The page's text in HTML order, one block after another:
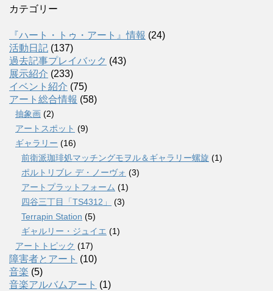
カテゴリー
『ハート・トゥ・アート』情報 (24)
活動日記 (137)
過去記事プレイバック (43)
展示紹介 (233)
イベント紹介 (75)
アート総合情報 (58)
抽象画 (2)
アートスポット (9)
ギャラリー (16)
前衛派珈琲処マッチングモヲル＆ギャラリー螺旋 (1)
ポルトリブレ デ・ノーヴォ (3)
アートプラットフォーム (1)
四谷三丁目「TS4312」
(3)
Terrapin Station (5)
ギャルリー・ジュイエ (1)
アートトピック (17)
障害者とアート (10)
音楽 (5)
音楽アルバムアート (1)